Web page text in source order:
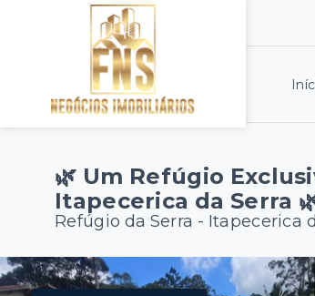
🌿 Um Refúgio
Itapecerica da Serra
Refúgio da Serra - Itapecerica